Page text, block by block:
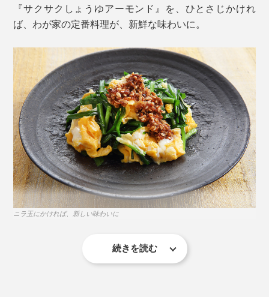
素焼きしたローストアーモンドを、細かくカット。さら
に、砕いたフライドオニオンと、フライドガーリックも
サクサクした食感と香ばしさが、料理の味を、引き立て
『サクサクしょうゆアーモンド』を、ひとさじかけれ
ば、わが家の定番料理が、新鮮な味わいに。
ニラ玉にかければ、新しい味わいに
続きを読む